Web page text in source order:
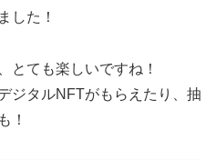
した！
とても楽しいですね！
ジタルNFTがもらえたり、抽
！